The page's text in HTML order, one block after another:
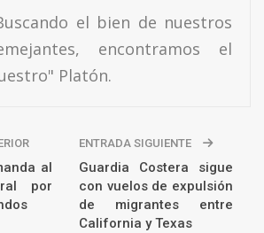
el bien de nuestros
encontramos el
Platón.
al
por
ENTRADA SIGUIENTE
Guardia Costera sigue
con vuelos de expulsión
de migrantes entre
California y Texas